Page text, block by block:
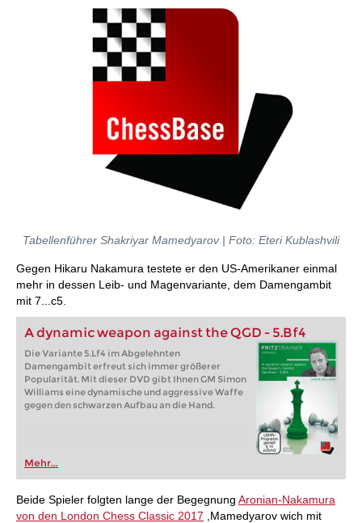
Tabellenführer Shakriyar Mamedyarov | Foto: Eteri Kublashvili
Gegen Hikaru Nakamura testete er den US-Amerikaner einmal
mehr in dessen Leib- und Magenvariante, dem Damengambit
mit 7...c5.
A dynamic weapon against the QGD - 5.Bf4
Die Variante 5.Lf4 im Abgelehnten
Damengambit erfreut sich immer größerer
Popularität. Mit dieser DVD gibt Ihnen GM Simon
Williams eine dynamische und aggressive Waffe
gegen den schwarzen Aufbau an die Hand.
Mehr...
Beide Spieler folgten lange der Begegnung Aronian-Nakamura
von den London Chess Classic 2017 ,Mamedyarov wich mit